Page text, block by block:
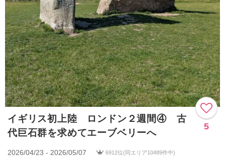
イギリス初上陸 ロンドン２週間④ 古
代巨石群を求めてエーブベリーへ
5
2026/04/23 - 2026/05/07 6912位(同エリア10489件中)